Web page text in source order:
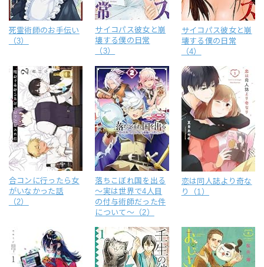
死霊術師のお手伝い
（3）
サイコパス彼女と崩
壊する僕の日常
（3）
サイコパス彼女と崩
壊する僕の日常
（4）
合コンに行ったら女
がいなかった話
（2）
落ちこぼれ国を出る
～実は世界で4人目
の付与術師だった件
について～（2）
恋は同人誌より奇な
り（1）